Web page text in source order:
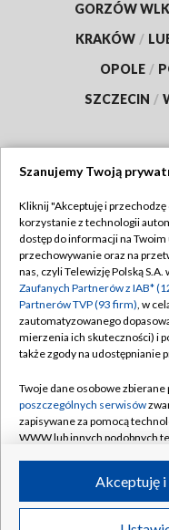
GORZÓW
KRAKÓW /
OPOLE /
SZCZECIN /
Abonament TVP
Emisja w TVP
Centrum informacji
Naziemna Telewizja
Rada Programowa
System NOS
Informacje o nadawcy
Program dla prasy
©2026
Szanujemy Twoją
Kliknij "Akceptuję i
korzystanie z technologii
dostęp do informacji na
przechowywanie oraz na
nas, czyli Telewizję Polską
Zaufanych Partnerów z IAB*
Partnerów TVP (93 firm), w
zautomatyzowanego
mierzenia ich skuteczności) i
także zgody na udostępnianie
Twoje dane osobowe
poszczególnych serwisów
zapisywane za pomocą
WWW lub innych podobnych
ruchu w Internecie.
Twoje dane osobowe
Akceptuję i